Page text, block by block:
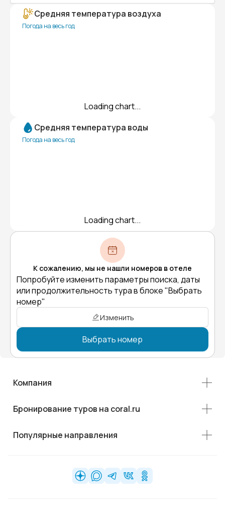
Средняя температура воздуха
Погода на весь год
Loading chart...
Средняя температура воды
Погода на весь год
Loading chart...
К сожалению, мы не нашли номеров в отеле
Попробуйте изменить параметры поиска, даты
или продолжительность тура в блоке "Выбрать
номер"
Изменить
Выбрать номер
Компания
Бронирование туров на coral.ru
Популярные направления